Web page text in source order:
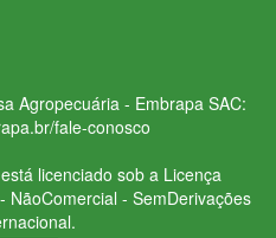
Agropecuária - Embrapa SAC:
fale-conosco
licenciado sob a Licença
NãoComercial - SemDerivações